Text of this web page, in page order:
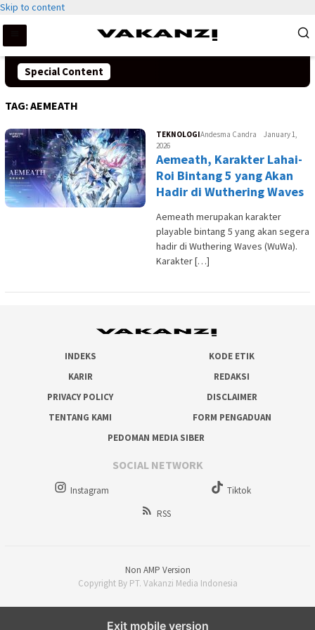
Skip to content
Special Content
TAG:AEMEATH
TEKNOLOGIAndesma Candra
January 1,
2026
Aemeath, Karakter Lahai-
Roi Bintang 5 yang Akan
Hadir di Wuthering Waves
Aemeath merupakan karakter
playable bintang 5 yang akan segera
hadir di Wuthering Waves (WuWa).
Karakter […]
INDEKS
KODE ETIK
KARIR
REDAKSI
PRIVACY POLICY
DISCLAIMER
TENTANG KAMI
FORM PENGADUAN
PEDOMAN MEDIA SIBER
SOCIAL NETWORK
Instagram
Tiktok
RSS
Non AMP Version
Copyright By PT. Vakanzi Media Indonesia
Exit mobile version